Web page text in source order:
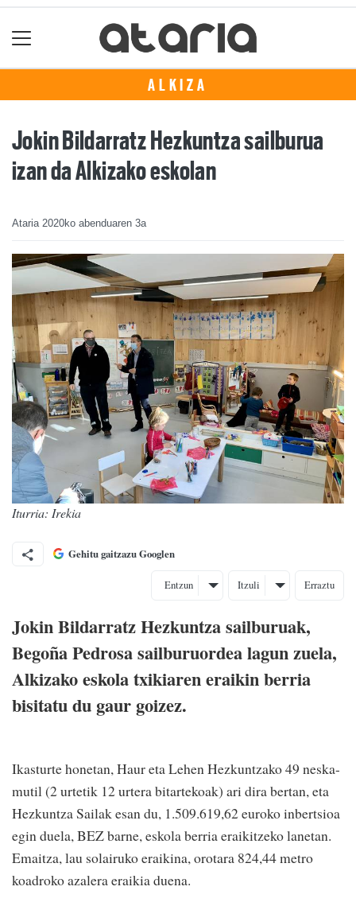
ALKIZA
Jokin Bildarratz Hezkuntza sailburua
izan da Alkizako eskolan
Ataria 2020ko abenduaren 3a
Iturria: Irekia
Gehitu gaitzazu Googlen
Entzun Itzuli Erraztu
Jokin Bildarratz Hezkuntza sailburuak,
Begoña Pedrosa sailburuordea lagun zuela,
Alkizako eskola txikiaren eraikin berria
bisitatu du gaur goizez.
Ikasturte honetan, Haur eta Lehen Hezkuntzako 49 neska-
mutil (2 urtetik 12 urtera bitartekoak) ari dira bertan, eta
Hezkuntza Sailak esan du, 1.509.619,62 euroko inbertsioa
egin duela, BEZ barne, eskola berria eraikitzeko lanetan.
Emaitza, lau solairuko eraikina, orotara 824,44 metro
koadroko azalera eraikia duena.